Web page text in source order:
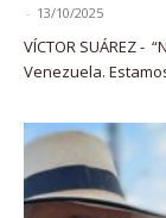
- 13/10/2025
VÍCTOR SUÁREZ -
Venezuela.